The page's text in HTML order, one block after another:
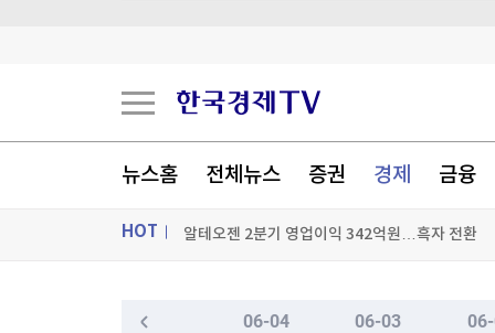
뉴스홈 전체뉴스 증권 경제 금융
HOT
GS리테일 2분기 영업익 27.5% 증가한 1천94
대우건설, 모잠비크 초대형 LNG 플랜트 수주 청
알테오젠 2분기 영업이익 342억원…흑자 전환
[포토+] 박정민, '멋짐 가득한 모습~'
06-04 06-03